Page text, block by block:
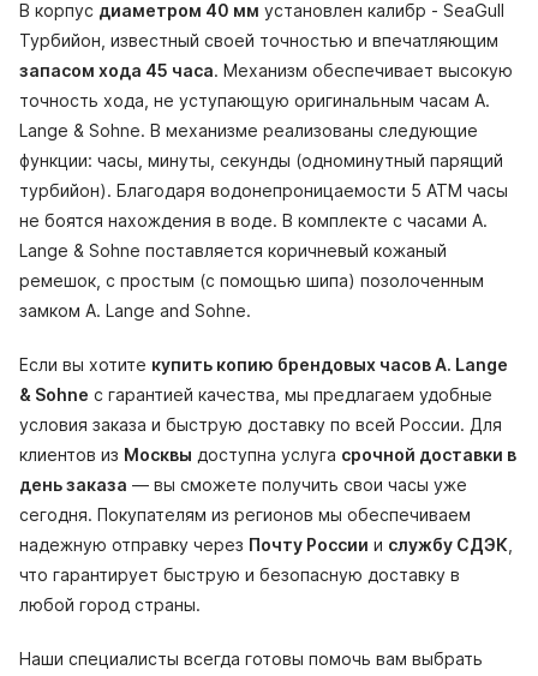
В корпус диаметром 40 мм установлен калибр - SeaGull
Турбийон, известный своей точностью и впечатляющим
запасом хода 45 часа. Механизм обеспечивает высокую
точность хода, не уступающую оригинальным часам A.
Lange & Sohne. В механизме реализованы следующие
функции: часы, минуты, секунды (одноминутный парящий
турбийон). Благодаря водонепроницаемости 5 АТМ часы
не боятся нахождения в воде. В комплекте с часами A.
Lange & Sohne поставляется коричневый кожаный
ремешок, с простым (с помощью шипа) позолоченным
замком A. Lange and Sohne.
Если вы хотите купить копию брендовых часов A. Lange
& Sohne с гарантией качества, мы предлагаем удобные
условия заказа и быструю доставку по всей России. Для
клиентов из Москвы доступна услуга срочной доставки в
день заказа — вы сможете получить свои часы уже
сегодня. Покупателям из регионов мы обеспечиваем
надежную отправку через Почту России и службу СДЭК
что гарантирует быструю и безопасную доставку в
любой город страны.
Наши специалисты всегда готовы помочь вам выбрать